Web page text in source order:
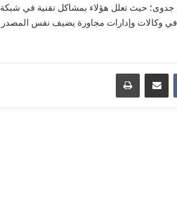
حيث تعلل هؤلاء بمشاكل تقنية في شبكة
في وكالات وإدارات مجاورة يضيف نفس المصدر
مشاركة عبر البريد طباعة